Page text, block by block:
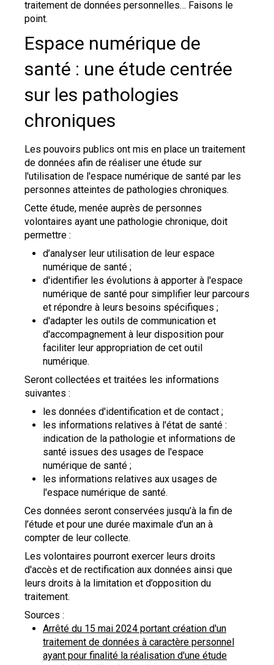
traitement de données personnelles… Faisons le
point.
Espace numérique de
santé : une étude centrée
sur les pathologies
chroniques
Les pouvoirs publics ont mis en place un traitement
de données afin de réaliser une étude sur
l'utilisation de l'espace numérique de santé par les
personnes atteintes de pathologies chroniques.
Cette étude, menée auprès de personnes
volontaires ayant une pathologie chronique, doit
permettre :
d’analyser leur utilisation de leur espace
numérique de santé ;
d'identifier les évolutions à apporter à l'espace
numérique de santé pour simplifier leur parcours
et répondre à leurs besoins spécifiques ;
d'adapter les outils de communication et
d'accompagnement à leur disposition pour
faciliter leur appropriation de cet outil
numérique.
Seront collectées et traitées les informations
suivantes :
les données d'identification et de contact ;
les informations relatives à l'état de santé :
indication de la pathologie et informations de
santé issues des usages de l'espace
numérique de santé ;
les informations relatives aux usages de
l'espace numérique de santé.
Ces données seront conservées jusqu’à la fin de
l’étude et pour une durée maximale d’un an à
compter de leur collecte.
Les volontaires pourront exercer leurs droits
d'accès et de rectification aux données ainsi que
leurs droits à la limitation et d’opposition du
traitement.
Sources :
Arrêté du 15 mai 2024 portant création d'un
traitement de données à caractère personnel
ayant pour finalité la réalisation d'une étude